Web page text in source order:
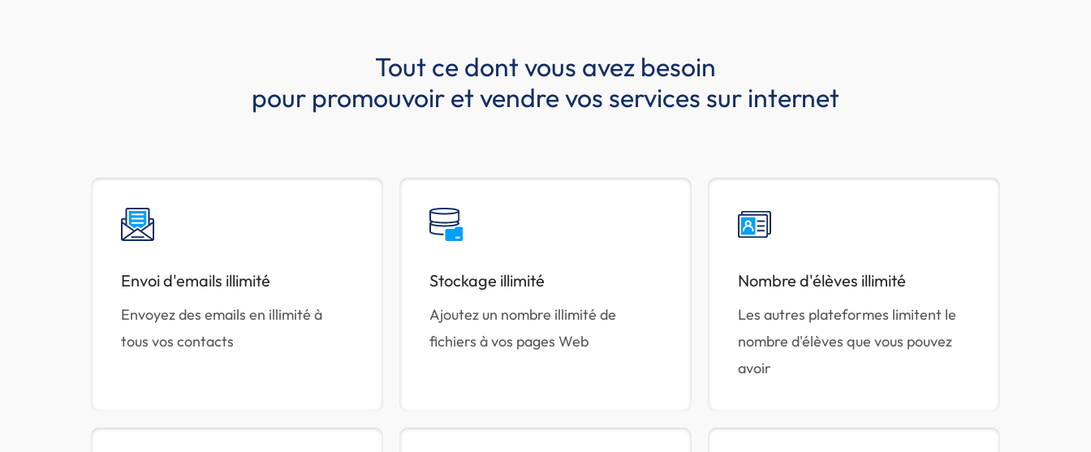
Tout ce dont vous avez besoin
pour promouvoir et vendre vos services sur internet
Envoi d'emails illimité
Envoyez des emails en illimité à
tous vos contacts
Stockage illimité
Ajoutez un nombre illimité de
fichiers à vos pages Web
Nombre d'élèves illimité
Les autres plateformes limitent le
nombre d'élèves que vous pouvez
avoir